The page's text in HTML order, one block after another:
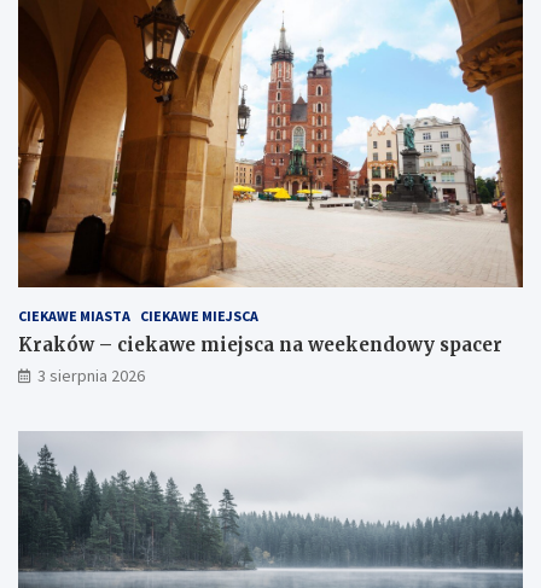
CIEKAWE MIASTA CIEKAWE MIEJSCA
Kraków – ciekawe miejsca na weekendowy spacer
3 sierpnia 2026